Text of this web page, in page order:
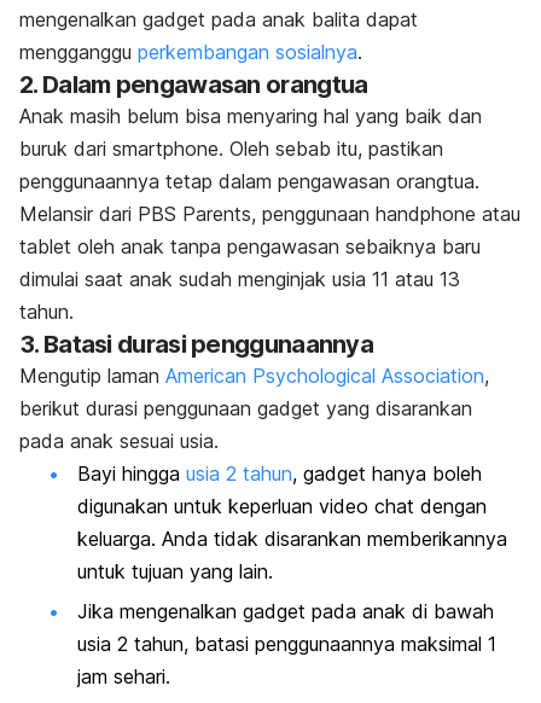
mengenalkan gadget pada anak balita dapat
mengganggu perkembangan sosialnya.
2. Dalam pengawasan orangtua
Anak masih belum bisa menyaring hal yang baik dan
buruk dari smartphone. Oleh sebab itu, pastikan
penggunaannya tetap dalam pengawasan orangtua.
Melansir dari PBS Parents, penggunaan handphone atau
tablet oleh anak tanpa pengawasan sebaiknya baru
dimulai saat anak sudah menginjak usia 11 atau 13
tahun.
3. Batasi durasi penggunaannya
Mengutip laman American Psychological Association,
berikut durasi penggunaan gadget yang disarankan
pada anak sesuai usia.
Bayi hingga usia 2 tahun, gadget hanya boleh
digunakan untuk keperluan video chat dengan
keluarga. Anda tidak disarankan memberikannya
untuk tujuan yang lain.
Jika mengenalkan gadget pada anak di bawah
usia 2 tahun, batasi penggunaannya maksimal 1
jam sehari.